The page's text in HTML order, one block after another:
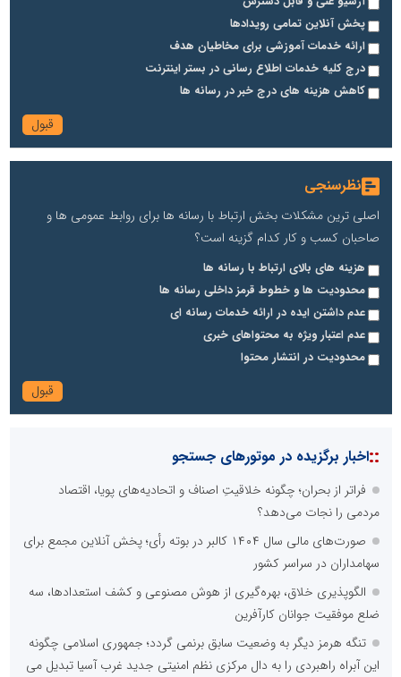
پخش آنلاین تمامی رویدادها
ارائه خدمات آموزشی برای مخاطیان هدف
درج کلیه خدمات اطلاع رسانی در بستر اینترنت
کاهش هزینه های درج خبر در رسانه ها
نظرسنجی
اصلی ترین مشکلات بخش ارتباط با رسانه ها برای روابط عمومی ها و
صاحبان کسب و کار کدام گزینه است؟
هزینه های بالای ارتباط با رسانه ها
محدودیت ها و خطوط قرمز داخلی رسانه ها
عدم داشتن ایده در ارائه خدمات رسانه ای
عدم اعتبار ویژه به محتواهای خبری
محدودیت در انتشار محتوا
::اخبار برگزیده در موتورهای جستجو
فراتر از بحران؛ چگونه خلاقیتِ اصناف و اتحادیه‌های پویا، اقتصاد
مردمی را نجات می‌دهد؟
صورت‌های مالی سال ۱۴۰۴ کالبر در بوته رأی؛ پخش آنلاین مجمع برای
سهامداران در سراسر کشور
الگوپذیری خلاق، بهره‌گیری از هوش مصنوعی و کشف استعدادها، سه
ضلع موفقیت جوانان کارآفرین
تنگه هرمز دیگر به وضعیت سابق برنمی گردد؛ جمهوری اسلامی چگونه
این آبراه راهبردی را به دال مرکزی نظم امنیتی جدید غرب آسیا تبدیل می